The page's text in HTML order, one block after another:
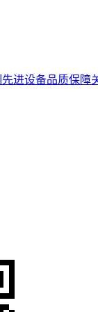
先进设备品质保障